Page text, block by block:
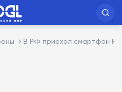
В РФ приехал смартфон